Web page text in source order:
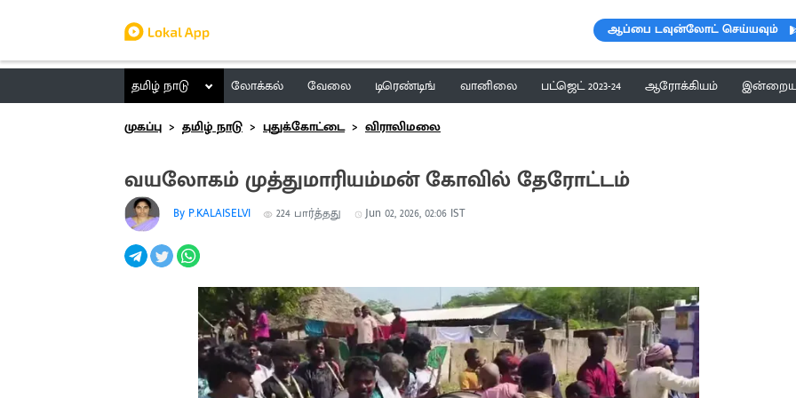
ஆப்பை டவுன்லோட் செய்யவும்
தமிழ் நாடு லோக்கல் வேலை டிரெண்டிங் வானிலை பட்ஜெட் 2023-24 ஆரோக்கியம் இன்றைய
முகப்பு
தமிழ் நாடு புதுக்கோட்டை விராலிமலை
வயலோகம் முத்துமாரியம்மன் கோவில் தேரோட்டம்
By P.KALAISELVI 224 பார்த்தது Jun 02, 2026, 02:06 IST